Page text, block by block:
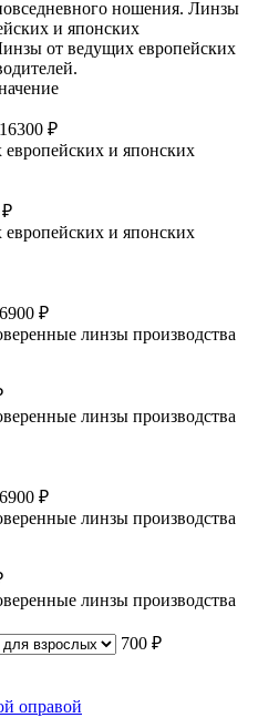
ношения. Линзы
и японских
от ведущих европейских
16300 ₽
и японских
₽
и японских
6900 ₽
линзы производства
линзы производства
6900 ₽
линзы производства
линзы производства
700 ₽
оправой